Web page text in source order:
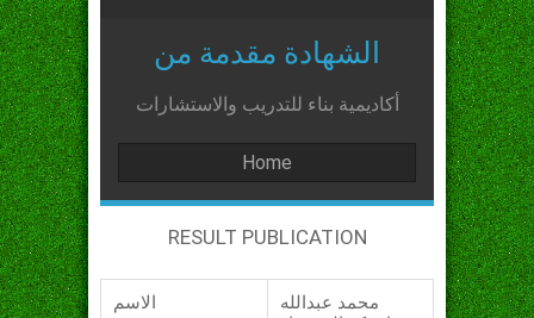
الشهادة مقدمة من
أكاديمية بناء للتدريب والاستشارات
Home
RESULT PUBLICATION
الاسم
محمد عبدالله